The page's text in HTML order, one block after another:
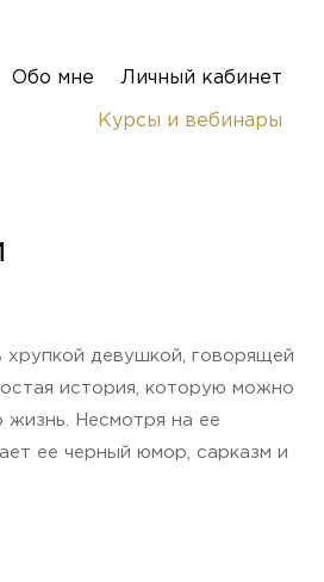
Обо мне Личный кабинет
Курсы и вебинары
хрупкой девушкой, говорящей
история, которую можно
жизнь. Несмотря на ее
ее черный юмор, сарказм и